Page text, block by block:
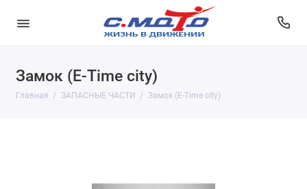
Замок (E-Time city)
Главная ЗАПАСНЫЕ ЧАСТИ Замок (E-Time city)